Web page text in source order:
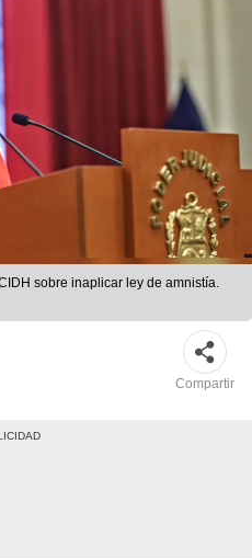
sobre inaplicar ley de amnistía.
Compartir